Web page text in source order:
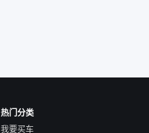
热门分类
我要买车